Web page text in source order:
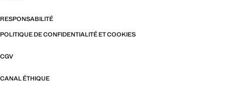
RESPONSABILITÉ
POLITIQUE DE CONFIDENTIALITÉ ET COOKIES
CGV
CANAL ÉTHIQUE